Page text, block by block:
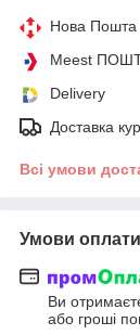
Нова Пошта
Meest
Delivery
Доставка
Всі умови
Умови оплати
Ви
або гроші